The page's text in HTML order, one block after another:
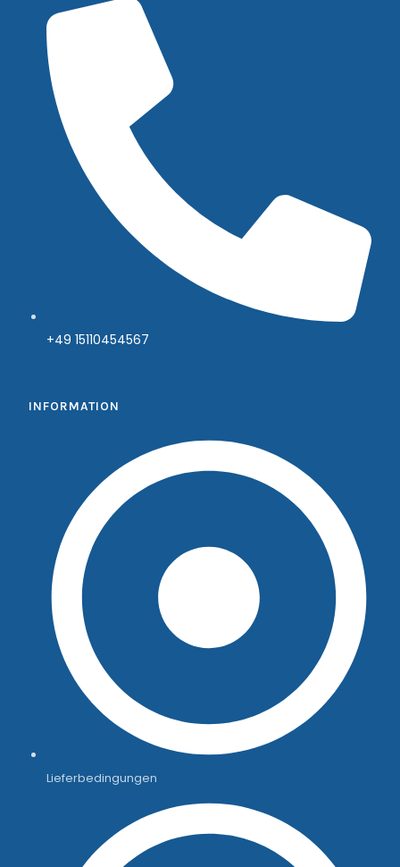
+49 15110454567
INFORMATION
Lieferbedingungen